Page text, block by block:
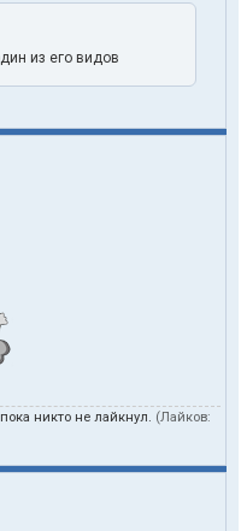
из его видов
пока никто не лайкнул. (Лайков: